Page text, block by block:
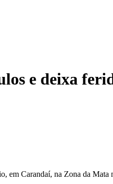
e deixa
Carandaí, na Zona da